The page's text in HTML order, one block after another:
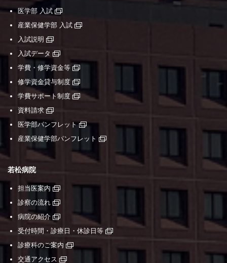
医学部 入試
産業保健学部 入試
入試説明
入試データ
学費・修学資金等
修学資金貸与制度
学費サポート制度
資料請求
医学部パンフレット
産業保健学部パンフレット
若松病院
担当医案内
診察の流れ
病院の紹介
受付時間・診療日・休診日等
診療科のご案内
交通アクセス